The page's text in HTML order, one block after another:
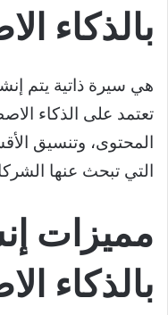
بالذكاء
هي سيرة ذاتية يتم
تعتمد على الذكاء
المحتوى، وتنسيق
التي تبحث عنها
بالذكاء